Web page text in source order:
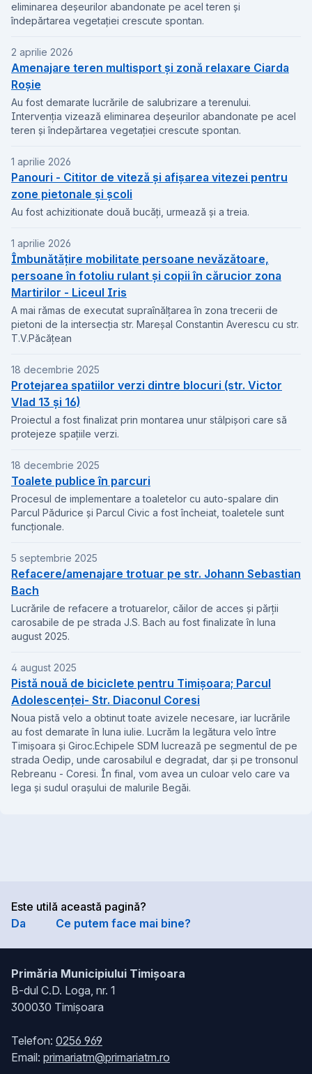
eliminarea deșeurilor abandonate pe acel teren și
îndepărtarea vegetației crescute spontan.
2 aprilie 2026
Amenajare teren multisport și zonă relaxare Ciarda
Roșie
Au fost demarate lucrările de salubrizare a terenului.
Intervenția vizează eliminarea deșeurilor abandonate pe acel
teren și îndepărtarea vegetației crescute spontan.
1 aprilie 2026
Panouri - Cititor de viteză și afișarea vitezei pentru
zone pietonale și școli
Au fost achizitionate două bucăți, urmează și a treia.
1 aprilie 2026
Îmbunătățire mobilitate persoane nevăzătoare,
persoane în fotoliu rulant și copii în cărucior zona
Martirilor - Liceul Iris
A mai rămas de executat supraînălțarea în zona trecerii de
pietoni de la intersecția str. Mareșal Constantin Averescu cu str.
T.V.Păcățean
18 decembrie 2025
Protejarea spatiilor verzi dintre blocuri (str. Victor
Vlad 13 și 16)
Proiectul a fost finalizat prin montarea unur stâlpișori care să
protejeze spațiile verzi.
18 decembrie 2025
Toalete publice în parcuri
Procesul de implementare a toaletelor cu auto-spalare din
Parcul Pădurice și Parcul Civic a fost încheiat, toaletele sunt
funcționale.
5 septembrie 2025
Refacere/amenajare trotuar pe str. Johann Sebastian
Bach
Lucrările de refacere a trotuarelor, căilor de acces și părții
carosabile de pe strada J.S. Bach au fost finalizate în luna
august 2025.
4 august 2025
Pistă nouă de biciclete pentru Timișoara; Parcul
Adolescenței- Str. Diaconul Coresi
Noua pistă velo a obtinut toate avizele necesare, iar lucrările
au fost demarate în luna iulie. Lucrăm la legătura velo între
Timișoara și Giroc.Echipele SDM lucrează pe segmentul de pe
strada Oedip, unde carosabilul e degradat, dar și pe tronsonul
Rebreanu - Coresi. În final, vom avea un culoar velo care va
lega și sudul orașului de malurile Begăi.
Este utilă această pagină?
Da
Ce putem face mai bine?
Primăria Municipiului Timișoara
B-dul C.D. Loga, nr. 1
300030 Timișoara
Telefon: 0256 969
Email: primariatm@primariatm.ro